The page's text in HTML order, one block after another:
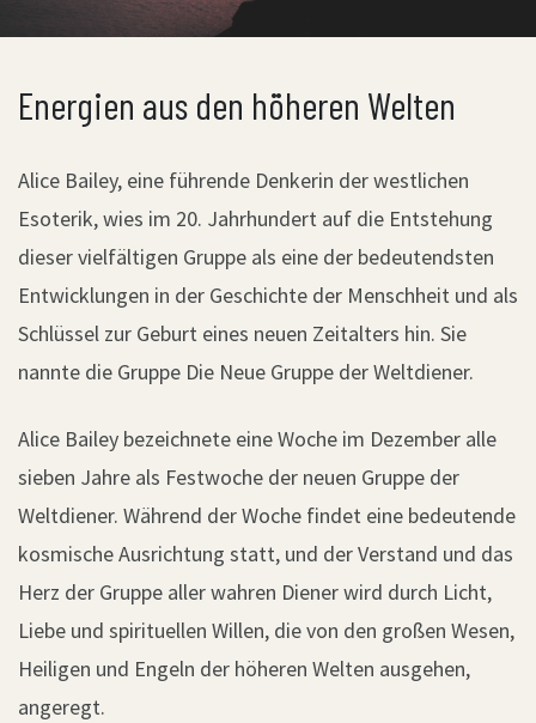
Energien aus den höheren Welten
Alice Bailey, eine führende Denkerin der westlichen
Esoterik, wies im 20. Jahrhundert auf die Entstehung
dieser vielfältigen Gruppe als eine der bedeutendsten
Entwicklungen in der Geschichte der Menschheit und als
Schlüssel zur Geburt eines neuen Zeitalters hin. Sie
nannte die Gruppe Die Neue Gruppe der Weltdiener.
Alice Bailey bezeichnete eine Woche im Dezember alle
sieben Jahre als Festwoche der neuen Gruppe der
Weltdiener. Während der Woche findet eine bedeutende
kosmische Ausrichtung statt, und der Verstand und das
Herz der Gruppe aller wahren Diener wird durch Licht,
Liebe und spirituellen Willen, die von den großen Wesen,
Heiligen und Engeln der höheren Welten ausgehen,
angeregt.